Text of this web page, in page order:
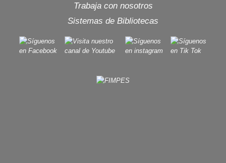
Trabaja con nosotros
Sistemas de Bibliotecas